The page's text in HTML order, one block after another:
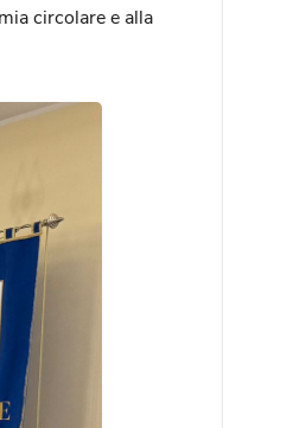
circolare e alla